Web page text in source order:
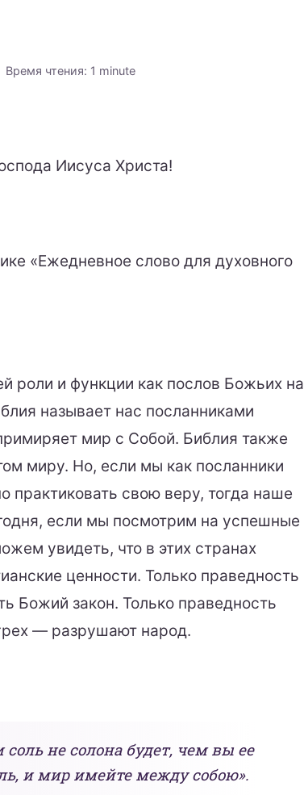
Время чтения: 1 minute
Иисуса Христа!
«Ежедневное слово для духовного
роли и функции как послов Божьих на
называет нас посланниками
мир с Собой. Библия также
миру. Но, если мы как посланники
практиковать свою веру, тогда наше
если мы посмотрим на успешные
увидеть, что в этих странах
ценности. Только праведность
Божий закон. Только праведность
— разрушают народ.
не солона будет, чем вы ее
и мир имейте между собою».